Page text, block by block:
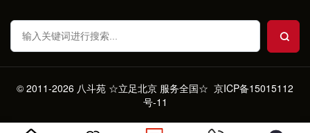
© 2011-2026 八斗苑 ☆立足北京 服务全国☆ 京ICP备15015112
号-11